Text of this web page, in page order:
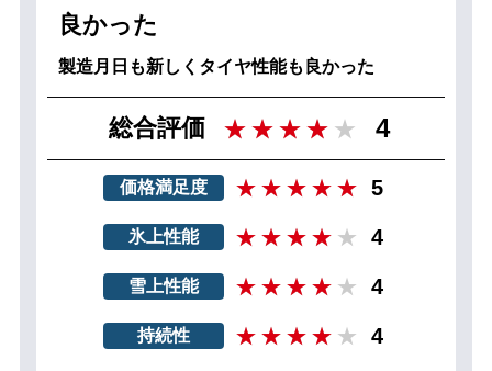
良かった
製造月日も新しくタイヤ性能も良かった
総合評価 4
価格満足度 5
氷上性能 4
雪上性能 4
持続性 4